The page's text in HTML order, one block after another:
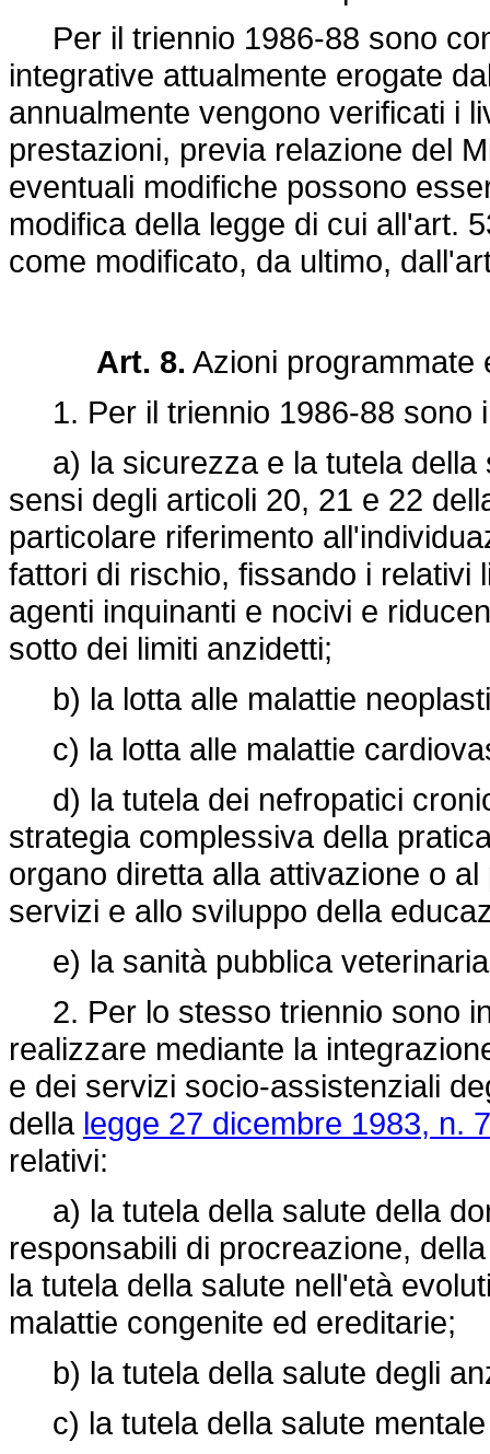
Per il triennio 1986-88 sono
integrative attualmente erogate
annualmente vengono verificati i
prestazioni, previa relazione del
eventuali modifiche possono
modifica della legge di cui all'art.
come modificato, da ultimo,
Art. 8. Azioni programmate
1. Per il triennio 1986-88 sono
a) la sicurezza e la tutela della
sensi degli articoli 20, 21 e 22
particolare riferimento
fattori di rischio, fissando i relativi
agenti inquinanti e nocivi e
sotto dei limiti anzidetti;
b) la lotta alle malattie
c) la lotta alle malattie
d) la tutela dei nefropatici
strategia complessiva della
organo diretta alla attivazione o
servizi e allo sviluppo della
e) la sanità pubblica
2. Per lo stesso triennio sono
realizzare mediante la
e dei servizi socio-assistenziali
della legge 27 dicembre 1983, n.
relativi:
a) la tutela della salute della
responsabili di procreazione,
la tutela della salute nell'età
malattie congenite ed ereditarie;
b) la tutela della salute degli
c) la tutela della salute mentale